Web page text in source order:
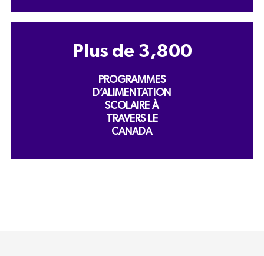
Plus de3,800
PROGRAMMES
D’ALIMENTATION
SCOLAIRE À
TRAVERS LE
CANADA